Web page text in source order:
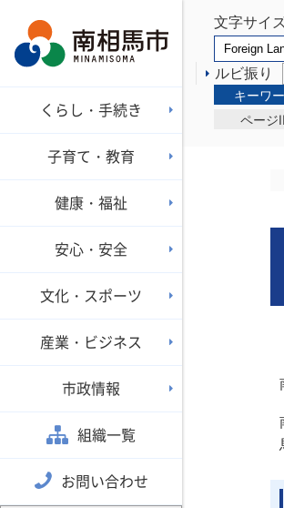
文字サイ
ルビ振り
キーワ
ページ
くらし・手続き
子育て・教育
健康・福祉
安心・安全
文化・スポーツ
産業・ビジネス
市政情報
組織一覧
お問い合わせ